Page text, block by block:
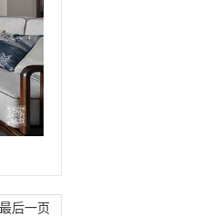
最后一页